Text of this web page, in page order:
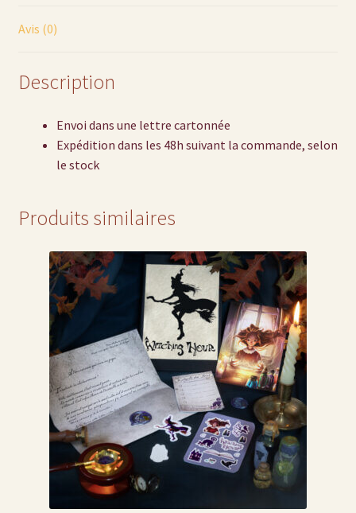
Avis (0)
Description
Envoi dans une lettre cartonnée
Expédition dans les 48h suivant la commande, selon
le stock
Produits similaires